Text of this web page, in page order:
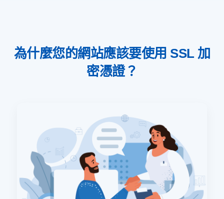
為什麼您的網站應該要使用 SSL 加
密憑證？